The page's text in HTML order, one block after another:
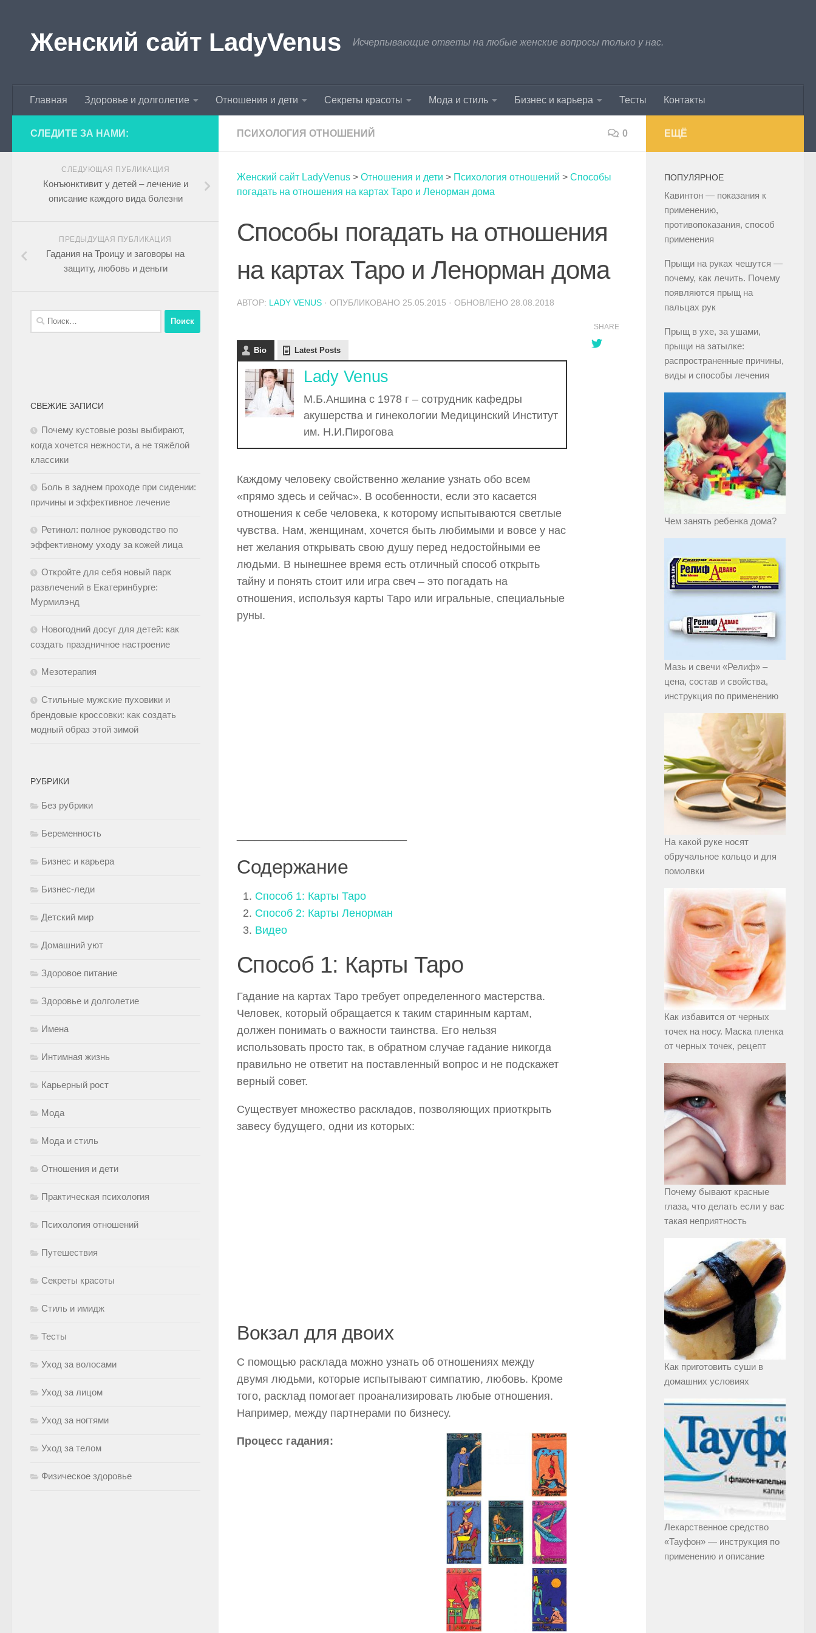
Женский сайт LadyVenus Исчерпывающие ответы на любые женские вопросы только у нас.
Главная Здоровье и долголетие Отношения и дети Секреты красоты Мода и стиль Бизнес и карьера Тесты Контакты
ПСИХОЛОГИЯ ОТНОШЕНИЙ 0
Женский сайт LadyVenus > Отношения и дети > Психология отношений > Способы
погадать на отношения на картах Таро и Ленорман дома
Способы погадать на отношения
на картах Таро и Ленорман дома
АВТОР: LADY VENUS · ОПУБЛИКОВАНО 25.05.2015 · ОБНОВЛЕНО 28.08.2018
Bio Latest Posts
Lady Venus
М.Б.Аншина с 1978 г – сотрудник кафедры
акушерства и гинекологии Медицинский Институт
им. Н.И.Пирогова
Каждому человеку свойственно желание узнать обо всем
«прямо здесь и сейчас». В особенности, если это касается
отношения к себе человека, к которому испытываются светлые
чувства. Нам, женщинам, хочется быть любимыми и вовсе у нас
нет желания открывать свою душу перед недостойными ее
людьми. В нынешнее время есть отличный способ открыть
тайну и понять стоит или игра свеч – это погадать на
отношения, используя карты Таро или игральные, специальные
руны.
Содержание
Способ 1: Карты Таро
Способ 2: Карты Ленорман
Видео
Способ 1: Карты Таро
Гадание на картах Таро требует определенного мастерства.
Человек, который обращается к таким старинным картам,
должен понимать о важности таинства. Его нельзя
использовать просто так, в обратном случае гадание никогда
правильно не ответит на поставленный вопрос и не подскажет
верный совет.
Существует множество раскладов, позволяющих приоткрыть
завесу будущего, одни из которых:
Вокзал для двоих
С помощью расклада можно узнать об отношениях между
двумя людьми, которые испытывают симпатию, любовь. Кроме
того, расклад помогает проанализировать любые отношения.
Например, между партнерами по бизнесу.
Процесс гадания:
SHARE
СЛЕДИТЕ ЗА НАМИ:
СЛЕДУЮЩАЯ ПУБЛИКАЦИЯ
Конъюнктивит у детей – лечение и
описание каждого вида болезни
ПРЕДЫДУЩАЯ ПУБЛИКАЦИЯ
Гадания на Троицу и заговоры на
защиту, любовь и деньги
СВЕЖИЕ ЗАПИСИ
Почему кустовые розы выбирают,
когда хочется нежности, а не тяжёлой
классики
Боль в заднем проходе при сидении:
причины и эффективное лечение
Ретинол: полное руководство по
эффективному уходу за кожей лица
Откройте для себя новый парк
развлечений в Екатеринбурге:
Мурмилэнд
Новогодний досуг для детей: как
создать праздничное настроение
Мезотерапия
Стильные мужские пуховики и
брендовые кроссовки: как создать
модный образ этой зимой
РУБРИКИ
Без рубрики
Беременность
Бизнес и карьера
Бизнес-леди
Детский мир
Домашний уют
Здоровое питание
Здоровье и долголетие
Имена
Интимная жизнь
Карьерный рост
Мода
Мода и стиль
Отношения и дети
Практическая психология
Психология отношений
Путешествия
Секреты красоты
Стиль и имидж
Тесты
Уход за волосами
Уход за лицом
Уход за ногтями
Уход за телом
Физическое здоровье
ЕЩЁ
ПОПУЛЯРНОЕ
Кавинтон — показания к
применению,
противопоказания, способ
применения
Прыщи на руках чешутся —
почему, как лечить. Почему
появляются прыщ на
пальцах рук
Прыщ в ухе, за ушами,
прыщи на затылке:
распространенные причины,
виды и способы лечения
Чем занять ребенка дома?
Мазь и свечи «Релиф» –
цена, состав и свойства,
инструкция по применению
На какой руке носят
обручальное кольцо и для
помолвки
Как избавится от черных
точек на носу. Маска пленка
от черных точек, рецепт
Почему бывают красные
глаза, что делать если у вас
такая неприятность
Как приготовить суши в
домашних условиях
Лекарственное средство
«Тауфон» — инструкция по
применению и описание